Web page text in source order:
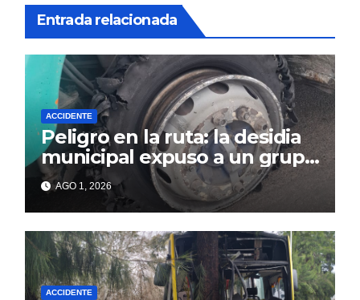
Entrada relacionada
ACCIDENTE
Peligro en la ruta: la desidia
municipal expuso a un grupo
de berissenses
AGO 1, 2026
ACCIDENTE